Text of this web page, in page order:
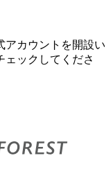
アカウントを開設い
ェックしてくださ